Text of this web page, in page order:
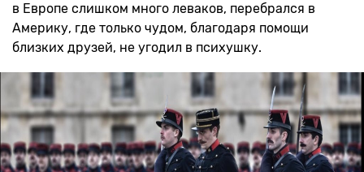
в Европе слишком много леваков, перебрался в
Америку, где только чудом, благодаря помощи
близких друзей, не угодил в психушку.